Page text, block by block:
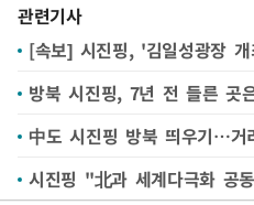
관련기사
[속보] 시진핑, '김일성광장
中도 시진핑 방북 띄우기…거
시진핑 "北과 세계다극화 공